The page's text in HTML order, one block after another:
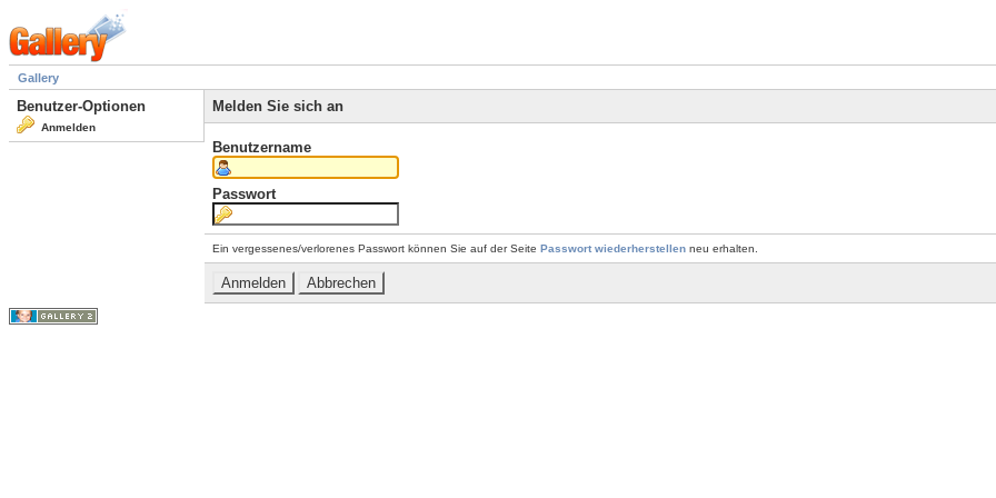
Gallery
Benutzer-Optionen
Anmelden
Melden Sie sich an
Benutzername
Passwort
Ein vergessenes/verlorenes Passwort können Sie auf der Seite Passwort wiederherstellen neu erhalten.